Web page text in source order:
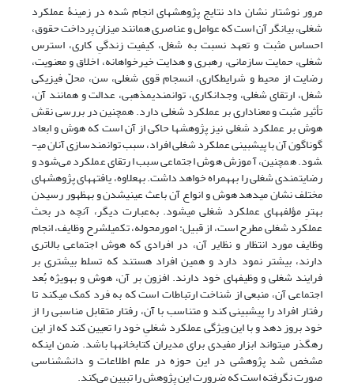
مرور نوشتار نشان­ داد نتایج پژوهش­های انجام شده در زمینۀ عملکرد
شغلی، بیانگر آن است که عوامل و عناصری همانند میزان پرداخت حقوق،
احساس مثبت و تعهد نسبت به شغل، کیفیت ­زندگیِ ­کاری، استرس
شغلی، حمایت سازمانی، رهبری و هدایت خیرخواهانه، اخلاق و معنویت،
رضایت از محیط و شرایط­کاری، انسجام قوی شغلی، سن، محلّ فیزیکی
شغل، ارتقای شغلی، وجدان­کاری، توانمندی­مذهبی، عدالت و همانند آن،
تأثیر مثبت و معناداری بر عملکرد شغلی دارد. همچنین در بررسی نقش
هوش بر عملکرد شغلی نیز پژوهش­ها حاکی از آن است که هوش و ابعاد
گوناگون آن با پیش­بینی عملکرد شغلی افراد، سبب توانمندسازی آنان می­
شود. همچنین، آموزش هوش اجتماعی سبب ارتقای عملکرد می‌شود و
رضایتمندی شغلی را به­همراه خواهد داشت. به­علاوه، یافته­های پژوهش­های
مختلف نشان می­دهد هوش و انواع آن باعث عینی­شدن و به­ظهور رسیدن
بهترِ مؤلفه­های عملکرد شغلی می­شود. به‌­عبارت دیگر، آنچه در بحث
عملکرد شغلی مطرح است، از قبیل: امورمحوله، تکمیل­شرح وظایف، انجام
وظایف مورد انتظار و نظایر آن، در افرادی که هوش اجتماعی بالاتری
دارند، بیشتر نمود دارد و همین افراد هستند که تسلط بیشتری بر
فرایند شغلی و وظیفه­ای خود دارند. افزون بر آن، هوش و به­ویژه بُعد
اجتماعی آن، منبعی از شناخت ارتباطات است که به فرد کمک می­کند تا
رفتار افراد را پیش­بینی کند و متناسب با آن، رفتار متقابل مناسبی را از
خود بروز دهد و با این ویژگی عملکرد شغلیِ خود را تعیین کند که از این
رهگذر می­تواند ابزار مفیدی برای مدیران کتابخانه­ها باشد. ضمن اینکه
مشخص شد پژوهشی در این حوزه در علم اطلاعات و دانش­شناسی
صورت نگرفته است که ضرورت این پژوهش را تبیین می‌کند.